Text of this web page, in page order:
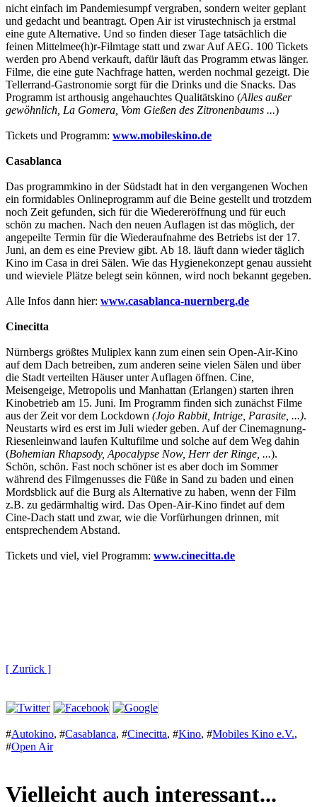
nicht einfach im Pandemiesumpf vergraben, sondern weiter geplant
und gedacht und beantragt. Open Air ist virustechnisch ja erstmal
eine gute Alternative. Und so finden dieser Tage tatsächlich die
feinen Mittelmee(h)r-Filmtage statt und zwar Auf AEG. 100 Tickets
werden pro Abend verkauft, dafür läuft das Programm etwas länger.
Filme, die eine gute Nachfrage hatten, werden nochmal gezeigt. Die
Tellerrand-Gastronomie sorgt für die Drinks und die Snacks. Das
Programm ist arthousig angehauchtes Qualitätskino (Alles außer
gewöhnlich, La Gomera, Vom Gießen des Zitronenbaums ...)
Tickets und Programm: www.mobileskino.de
Casablanca
Das programmkino in der Südstadt hat in den vergangenen Wochen
ein formidables Onlineprogramm auf die Beine gestellt und trotzdem
noch Zeit gefunden, sich für die Wiedereröffnung und für euch
schön zu machen. Nach den neuen Auflagen ist das möglich, der
angepeilte Termin für die Wiederaufnahme des Betriebs ist der 17.
Juni, an dem es eine Preview gibt. Ab 18. läuft dann wieder täglich
Kino im Casa in drei Sälen. Wie das Hygienekonzept genau aussieht
und wieviele Plätze belegt sein können, wird noch bekannt gegeben.
Alle Infos dann hier: www.casablanca-nuernberg.de
Cinecitta
Nürnbergs größtes Muliplex kann zum einen sein Open-Air-Kino
auf dem Dach betreiben, zum anderen seine vielen Sälen und über
die Stadt verteilten Häuser unter Auflagen öffnen. Cine,
Meisengeige, Metropolis und Manhattan (Erlangen) starten ihren
Kinobetrieb am 15. Juni. Im Programm finden sich zunächst Filme
aus der Zeit vor dem Lockdown (Jojo Rabbit, Intrige, Parasite, ...).
Neustarts wird es erst im Juli wieder geben. Auf der Cinemagnung-
Riesenleinwand laufen Kultufilme und solche auf dem Weg dahin
(Bohemian Rhapsody, Apocalypse Now, Herr der Ringe, ...).
Schön, schön. Fast noch schöner ist es aber doch im Sommer
während des Filmgenusses die Füße in Sand zu baden und einen
Mordsblick auf die Burg als Alternative zu haben, wenn der Film
z.B. zu gedärmhaltig wird. Das Open-Air-Kino findet auf dem
Cine-Dach statt und zwar, wie die Vorfürhungen drinnen, mit
entsprechendem Abstand.
Tickets und viel, viel Programm: www.cinecitta.de
[ Zurück ]
#Autokino, #Casablanca, #Cinecitta, #Kino, #Mobiles Kino e.V.,
#Open Air
Vielleicht auch interessant...